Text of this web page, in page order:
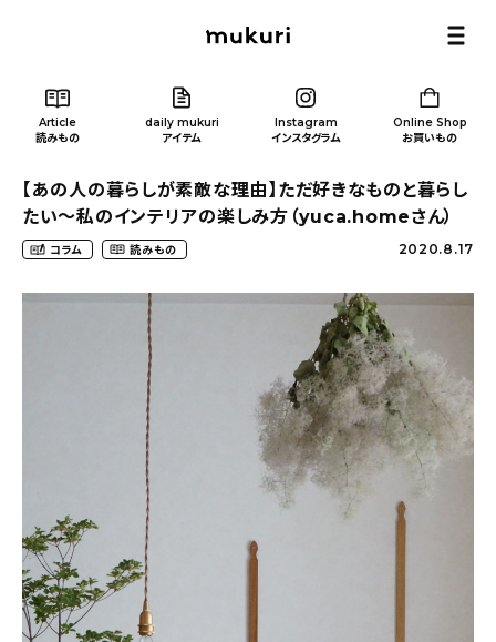
Article
読みもの
daily mukuri
アイテム
Instagram
インスタグラム
Online Shop
お買いもの
Article/ 読みもの
おすすめの記事
コラム
【あの人の暮らしが素敵な理由】ただ好きなものと暮らし
たい〜私のインテリアの楽しみ方（yuca.homeさん）
コラム 読みもの 2020.8.17